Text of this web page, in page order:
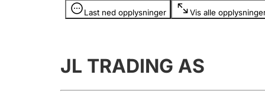
Last ned opplysninger Vis alle
Opplysninger er skjult
JL TRADING AS